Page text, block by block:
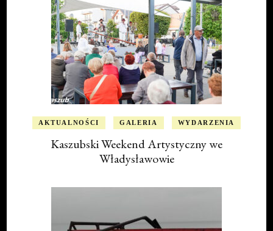
AKTUALNOŚCI GALERIA WYDARZENIA
Kaszubski Weekend Artystyczny we
Władysławowie